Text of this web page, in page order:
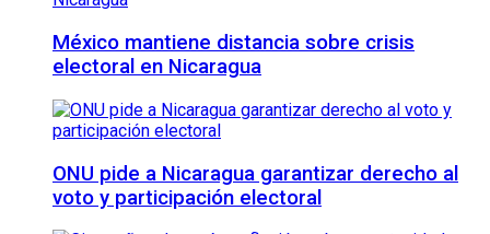
México mantiene distancia sobre crisis
electoral en Nicaragua
ONU pide a Nicaragua garantizar derecho al
voto y participación electoral